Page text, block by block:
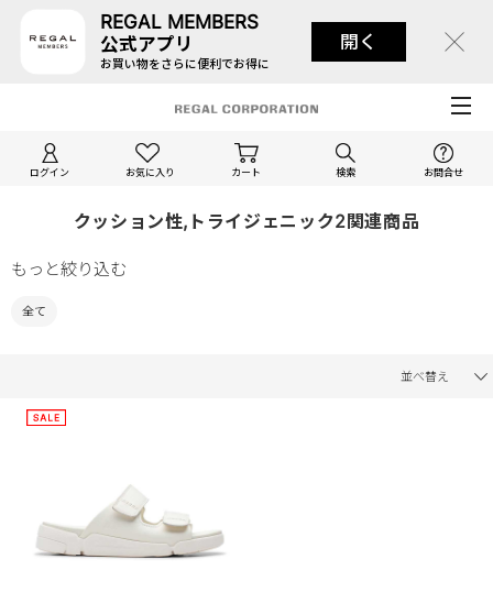
REGAL MEMBERS
公式アプリ
お買い物をさらに便利でお得に
開く
ログイン お気に入り カート 検索 お問合せ
クッション性,トライジェニック2関連商品
もっと絞り込む
全て
並べ替え